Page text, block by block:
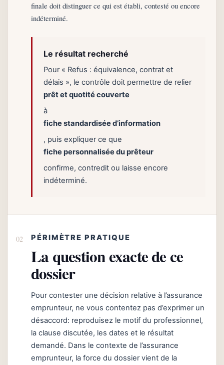
finale doit distinguer ce qui est établi, contesté ou encore
indéterminé.
Le résultat recherché
Pour « Refus : équivalence, contrat et
délais », le contrôle doit permettre de relier
prêt et quotité couverte
à
fiche standardisée d’information
, puis expliquer ce que
fiche personnalisée du prêteur
confirme, contredit ou laisse encore
indéterminé.
PÉRIMÈTRE PRATIQUE
La question exacte de ce
dossier
Pour contester une décision relative à l’assurance
emprunteur, ne vous contentez pas d’exprimer un
désaccord: reproduisez le motif du professionnel,
la clause discutée, les dates et le résultat
demandé. Dans le contexte de l’assurance
emprunteur, la force du dossier vient de la